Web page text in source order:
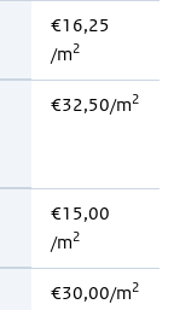
€16,25
/m2
€32,50/m2
€15,00
/m2
€30,00/m2